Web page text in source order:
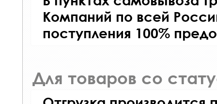
Компаний по всей
поступления 100%
Для товаров со